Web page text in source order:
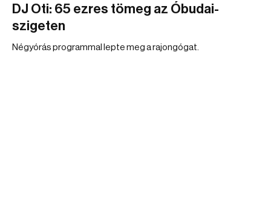
DJ Oti: 65 ezres tömeg az Óbudai-
szigeten
Négyórás programmal lepte meg a rajongógat.